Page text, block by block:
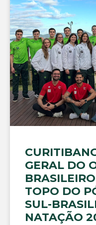
GERAL DO
TOPO DO
SUL-
NATAÇÃO